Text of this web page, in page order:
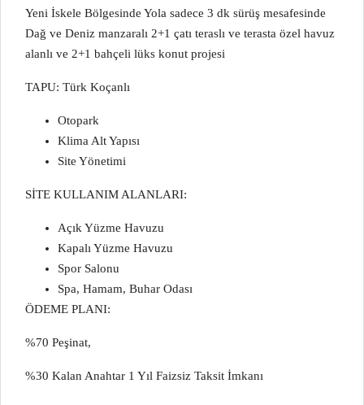
Yeni İskele Bölgesinde Yola sadece 3 dk sürüş mesafesinde
Dağ ve Deniz manzaralı 2+1 çatı teraslı ve terasta özel havuz
alanlı ve 2+1 bahçeli lüks konut projesi
TAPU: Türk Koçanlı
Otopark
Klima Alt Yapısı
Site Yönetimi
SİTE KULLANIM ALANLARI:
Açık Yüzme Havuzu
Kapalı Yüzme Havuzu
Spor Salonu
Spa, Hamam, Buhar Odası
ÖDEME PLANI:
%70 Peşinat,
%30 Kalan Anahtar 1 Yıl Faizsiz Taksit İmkanı